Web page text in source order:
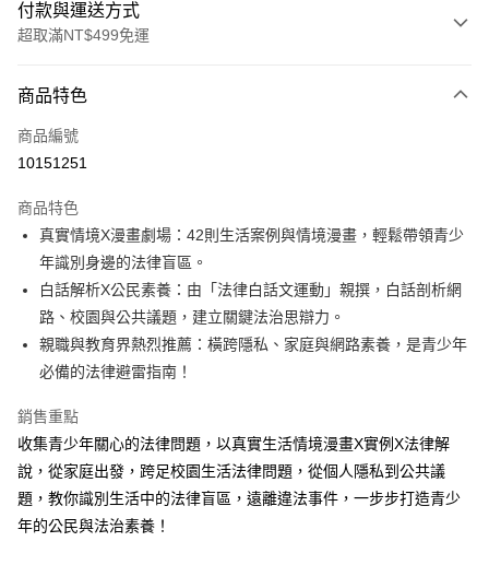
付款與運送方式
超取滿NT$499免運
信用卡一次付款
LINE Pay
大哥付你分期
相關說明
【大哥付你分期使用說明】
1.本服務由台灣大哥大提供，台灣大哥大用戶可立即使用無須另外申請。
2.付款方式選擇「大哥付你分期」，訂單成立後會自動跳轉到大哥付的交易
流程，驗證手機門號後，選擇欲分期的期數、繳款截止日，確認付款後即完
3.實際核准額度、可分期數及費用金額請依後續交易確認頁面所載為準。
消。如遇「轉專審核」未通過狀況，表示未達大哥付你分期系統評分，恕無
法說明評估內容。
1.分期款項不併入電信帳單，「大哥付你分期」於每月結算日後寄送繳費提
醒簡訊。
2.透過簡訊連結打開帳單後，可選擇「超商條碼／台灣大直營門市／銀行轉
帳／街口支付／iPASS MONEY」等通路繳費。
AFTEE先享後付
相關說明
【關於「AFTEE先享後付」】
AFTEE先享後付是「在收到商品之後才付款」的支付方式。 讓您購物簡單
１．簡單：不需註冊會員、不需綁卡、不需儲值。
２．便利：只要手機號碼，簡訊認證，即可結帳。
３．安心：先確認商品／服務後，再付款。
１．於結帳方式選擇「AFTEE先享後付」後，將跳轉至「AFTEE先享後付」
結帳頁面，進行簡訊認證並確認金額後，即可完成結帳。
ATM付款
運送方式
付款後全家取貨｜8/8-8/14運費優惠，結帳滿499即享免運。
每筆NT$70，滿NT$499(含以上)免運費
付款後7-11取貨
商品特色
商品編號
10151251
商品特色
真實情境X漫畫劇場：42則生活案例與情境漫畫，輕鬆帶領青少
年識別身邊的法律盲區。
白話解析X公民素養：由「法律白話文運動」親撰，白話剖析網
路、校園與公共議題，建立關鍵法治思辯力。
親職與教育界熱烈推薦：橫跨隱私、家庭與網路素養，是青少年
必備的法律避雷指南！
銷售重點
收集青少年關心的法律問題，以真實生活情境漫畫X實例X法律解
說，從家庭出發，跨足校園生活法律問題，從個人隱私到公共議
題，教你識別生活中的法律盲區，遠離違法事件，一步步打造青少
年的公民與法治素養！